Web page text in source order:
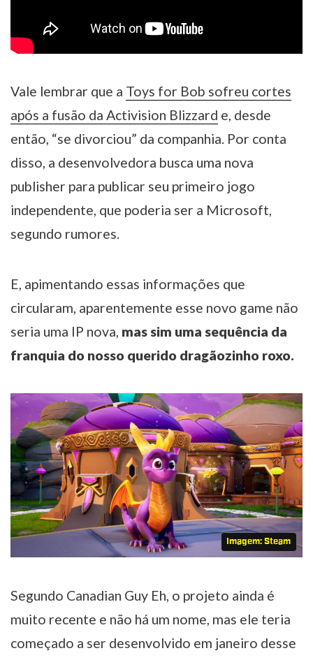
Vale lembrar que a Toys for Bob sofreu cortes
após a fusão da Activision Blizzard e, desde
então, “se divorciou” da companhia. Por conta
disso, a desenvolvedora busca uma nova
publisher para publicar seu primeiro jogo
independente, que poderia ser a Microsoft,
segundo rumores.
E, apimentando essas informações que
circularam, aparentemente esse novo game não
seria uma IP nova, mas sim uma sequência da
franquia do nosso querido dragãozinho roxo.
Imagem: Steam
Segundo Canadian Guy Eh, o projeto ainda é
muito recente e não há um nome, mas ele teria
começado a ser desenvolvido em janeiro desse